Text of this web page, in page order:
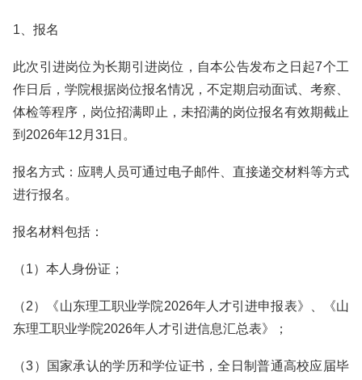
1、报名
此次引进岗位为长期引进岗位，自本公告发布之日起7个工
作日后，学院根据岗位报名情况，不定期启动面试、考察、
体检等程序，岗位招满即止，未招满的岗位报名有效期截止
到2026年12月31日。
报名方式：应聘人员可通过电子邮件、直接递交材料等方式
进行报名。
报名材料包括：
（1）本人身份证；
（2）《山东理工职业学院2026年人才引进申报表》、《山
东理工职业学院2026年人才引进信息汇总表》；
（3）国家承认的学历和学位证书，全日制普通高校应届毕